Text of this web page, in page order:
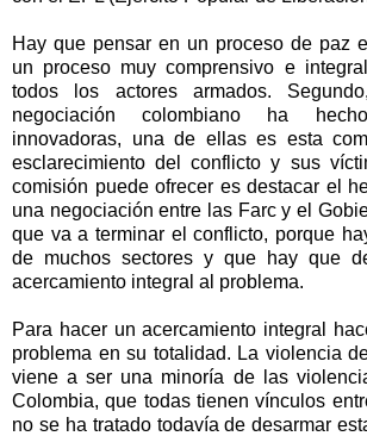
Hay que pensar en un proceso de paz
un proceso muy comprensivo e
todos los actores armados.
negociación colombiano ha
innovadoras, una de ellas es esta
esclarecimiento del conflicto y sus
comisión puede ofrecer es destacar el
una negociación entre las Farc y el
que va a terminar el conflicto, porque
de muchos sectores y que hay que
acercamiento integral al problema.
Para hacer un acercamiento integral
problema en su totalidad. La violencia
viene a ser una minoría de las
Colombia, que todas tienen vínculos
no se ha tratado todavía de desarmar